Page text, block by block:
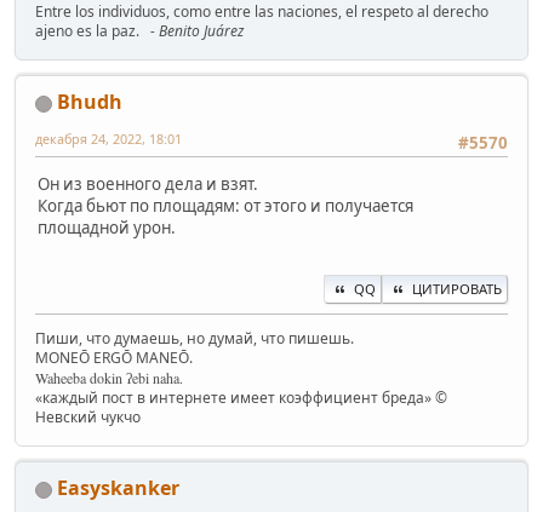
Entre los individuos, como entre las naciones, el respeto al derecho
ajeno es la paz. - Benito Juárez
Bhudh
#5570
декабря 24, 2022, 18:01
Он из военного дела и взят.
Когда бьют по площадям: от этого и получается
площадной урон.
QQ ЦИТИРОВАТЬ
Пиши, что думаешь, но думай, что пишешь.
MONEŌ ERGŌ MANEŌ.
Waheeba dokin ʔebi naha.
«каждый пост в интернете имеет коэффициент бреда» ©
Невский чукчо
Easyskanker